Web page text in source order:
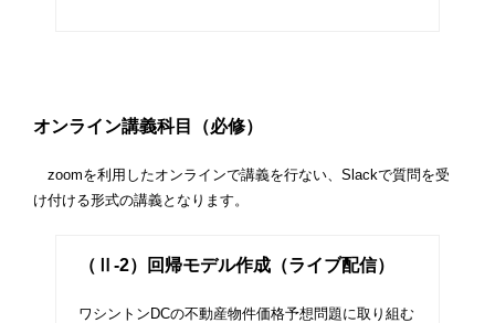
オンライン講義科目（必修）
zoomを利用したオンラインで講義を行ない、Slackで質問を受
け付ける形式の講義となります。
（Ⅱ-2）回帰モデル作成（ライブ配信）
ワシントンDCの不動産物件価格予想問題に取り組む